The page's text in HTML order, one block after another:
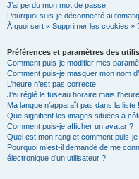
J’ai perdu mon mot de passe !
Pourquoi suis-je déconnecté
À quoi sert « Supprimer les cookies »
Préférences et paramètres des
Comment puis-je modifier mes
Comment puis-je masquer mon nom
L’heure n’est pas correcte !
J’ai réglé le fuseau horaire mais
Ma langue n’apparaît pas dans la liste !
Que signifient les images situées à
Comment puis-je afficher un avatar ?
Quel est mon rang et comment puis-je
Pourquoi m’est-il demandé de me
électronique d’un utilisateur ?